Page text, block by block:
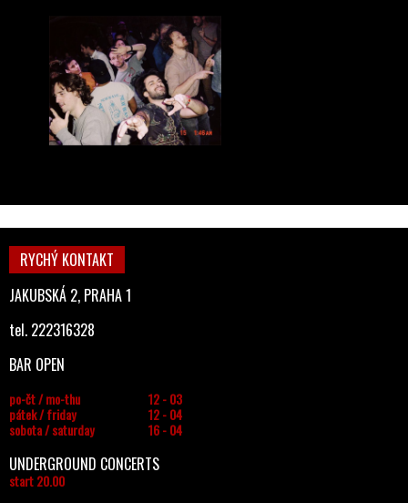
RYCHÝ KONTAKT
JAKUBSKÁ 2, PRAHA 1
tel. 222316328
BAR OPEN
po-čt / mo-thu
12 - 03
pátek / friday
12 - 04
sobota / saturday
16 - 04
UNDERGROUND CONCERTS
start 20.00